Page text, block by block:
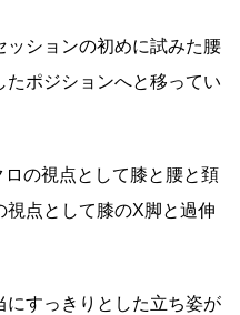
ッションの初めに試みた腰
たポジションへと移ってい
の視点として膝と腰と頚
点として膝のX脚と過伸
にすっきりとした立ち姿が